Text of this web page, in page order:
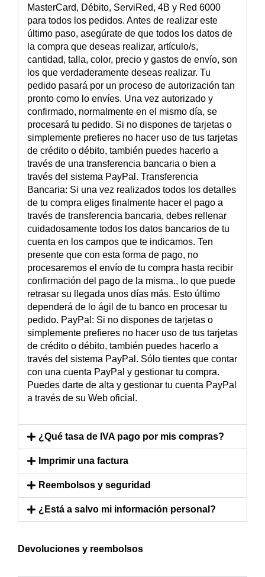
MasterCard, Débito, ServiRed, 4B y Red 6000
para todos los pedidos. Antes de realizar este
último paso, asegúrate de que todos los datos de
la compra que deseas realizar, artículo/s,
cantidad, talla, color, precio y gastos de envío, son
los que verdaderamente deseas realizar. Tu
pedido pasará por un proceso de autorización tan
pronto como lo envíes. Una vez autorizado y
confirmado, normalmente en el mismo día, se
procesará tu pedido. Si no dispones de tarjetas o
simplemente prefieres no hacer uso de tus tarjetas
de crédito o débito, también puedes hacerlo a
través de una transferencia bancaria o bien a
través del sistema PayPal. Transferencia
Bancaria: Si una vez realizados todos los detalles
de tu compra eliges finalmente hacer el pago a
través de transferencia bancaria, debes rellenar
cuidadosamente todos los datos bancarios de tu
cuenta en los campos que te indicamos. Ten
presente que con esta forma de pago, no
procesaremos el envío de tu compra hasta recibir
confirmación del pago de la misma., lo que puede
retrasar su llegada unos días más. Esto último
dependerá de lo ágil de tu banco en procesar tu
pedido. PayPal: Si no dispones de tarjetas o
simplemente prefieres no hacer uso de tus tarjetas
de crédito o débito, también puedes hacerlo a
través del sistema PayPal. Sólo tientes que contar
con una cuenta PayPal y gestionar tu compra.
Puedes darte de alta y gestionar tu cuenta PayPal
a través de su Web oficial.
¿Qué tasa de IVA pago por mis compras?
Imprimir una factura
Reembolsos y seguridad
¿Está a salvo mi información personal?
Devoluciones y reembolsos